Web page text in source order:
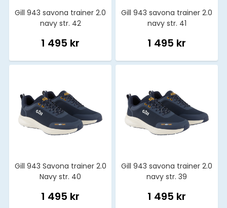
Gill 943 savona trainer 2.0
navy str. 42
1 495 kr
Gill 943 savona trainer 2.0
navy str. 41
1 495 kr
Gill 943 Savona trainer 2.0
Navy str. 40
1 495 kr
Gill 943 savona trainer 2.0
navy str. 39
1 495 kr